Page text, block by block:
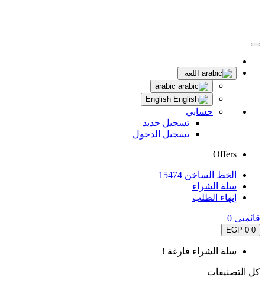
اللغة
حسابي
تسجيل جديد
تسجيل الدخول
Offers
الخط الساخن 15474
سلة الشراء
إنهاء الطلب
قائمتى 0
0
0 EGP
سلة الشراء فارغة !
كل التصنيفات